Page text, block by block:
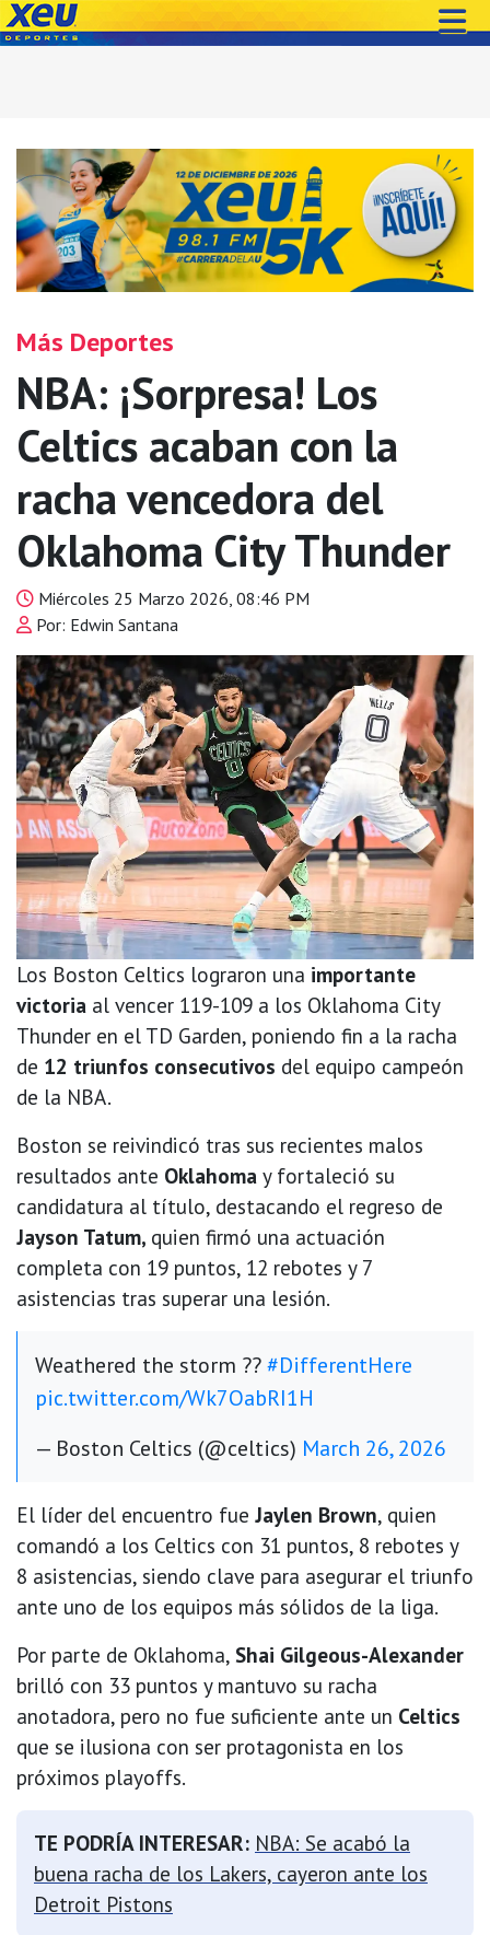
Más Deportes
NBA: ¡Sorpresa! Los
Celtics acaban con la
racha vencedora del
Oklahoma City Thunder
Miércoles 25 Marzo 2026, 08:46 PM
Por: Edwin Santana
Los Boston Celtics lograron una importante
victoria al vencer 119-109 a los Oklahoma City
Thunder en el TD Garden, poniendo fin a la racha
de 12 triunfos consecutivos del equipo campeón
de la NBA.
Boston se reivindicó tras sus recientes malos
resultados ante Oklahoma y fortaleció su
candidatura al título, destacando el regreso de
Jayson Tatum, quien firmó una actuación
completa con 19 puntos, 12 rebotes y 7
asistencias tras superar una lesión.
Weathered the storm ??#DifferentHere
pic.twitter.com/Wk7OabRI1H
— Boston Celtics (@celtics) March 26, 2026
El líder del encuentro fue Jaylen Brown, quien
comandó a los Celtics con 31 puntos, 8 rebotes y
8 asistencias, siendo clave para asegurar el triunfo
ante uno de los equipos más sólidos de la liga.
Por parte de Oklahoma, Shai Gilgeous-Alexander
brilló con 33 puntos y mantuvo su racha
anotadora, pero no fue suficiente ante un Celtics
que se ilusiona con ser protagonista en los
próximos playoffs.
TE PODRÍA INTERESAR: NBA: Se acabó la
buena racha de los Lakers, cayeron ante los
Detroit Pistons